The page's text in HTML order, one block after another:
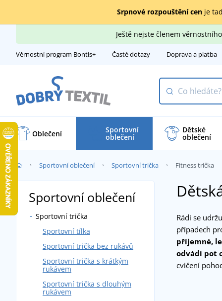
Srpnové rozpouštění cenje
Ještě nejste členem
Věrnostní program Bontis+ Časté dotazy Doprava a platba
Oblečení Sportovní
oblečení
Dětské
oblečení
Sportovní oblečení Sportovní trička Fitness trička
Rádi se
případech
příjemné,
odvádí pot
cvičení
Sportovní oblečení
Sportovní trička
Sportovní tílka
Sportovní trička bez rukávů
Sportovní trička s krátkým
rukávem
Sportovní trička s dlouhým
rukávem